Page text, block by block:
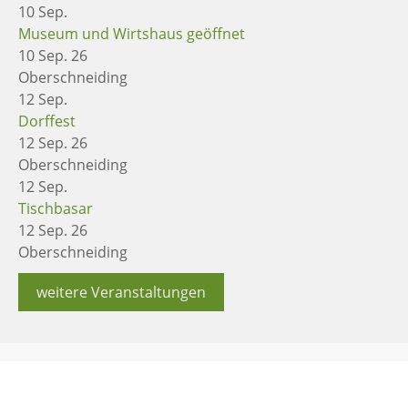
10 Sep.
Museum und Wirtshaus geöffnet
10 Sep. 26
Oberschneiding
12 Sep.
Dorffest
12 Sep. 26
Oberschneiding
12 Sep.
Tischbasar
12 Sep. 26
Oberschneiding
weitere Veranstaltungen